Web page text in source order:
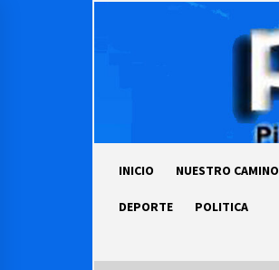
INICIO NUESTRO CAMINO
DEPORTE POLITICA